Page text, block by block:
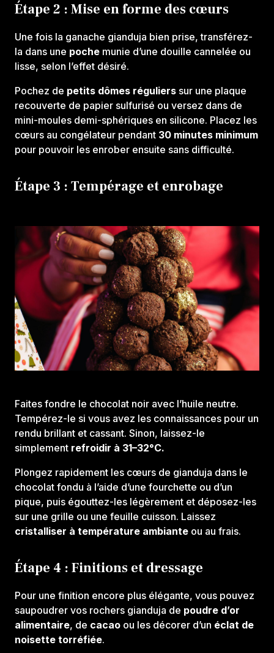
Étape 2 : Mise en forme des cœurs
Une fois la ganache gianduja bien prise, transférez-
la dans une poche munie d’une douille cannelée ou
lisse, selon l’effet désiré.
Pochez de petits dômes réguliers sur une plaque
recouverte de papier sulfurisé ou versez dans de
mini-moules demi-sphériques en silicone. Placez les
cœurs au congélateur pendant 30 minutes minimum
pour pouvoir les enrober ensuite sans difficulté.
Étape 3 : Tempérage et enrobage
Faites fondre le chocolat noir avec l’huile neutre.
Tempérez-le si vous avez les connaissances pour un
rendu brillant et cassant. Sinon, laissez-le
simplement refroidir à 31–32°C.
Plongez rapidement les cœurs de gianduja dans le
chocolat fondu à l’aide d’une fourchette ou d’un
pique, puis égouttez-les légèrement et déposez-les
sur une grille ou une feuille cuisson. Laissez
cristalliser à température ambiante ou au frais.
Étape 4 : Finitions et dressage
Pour une finition encore plus élégante, vous pouvez
saupoudrer vos rochers gianduja de poudre d’or
alimentaire, de cacao ou les décorer d’un éclat de
noisette torréfiée.